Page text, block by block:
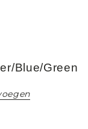
Blue/Green